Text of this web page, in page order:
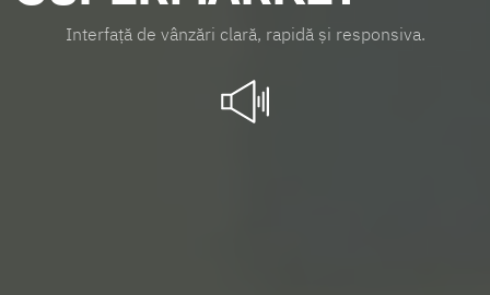
Interfaţă de vânzări clară, rapidă şi responsiva.